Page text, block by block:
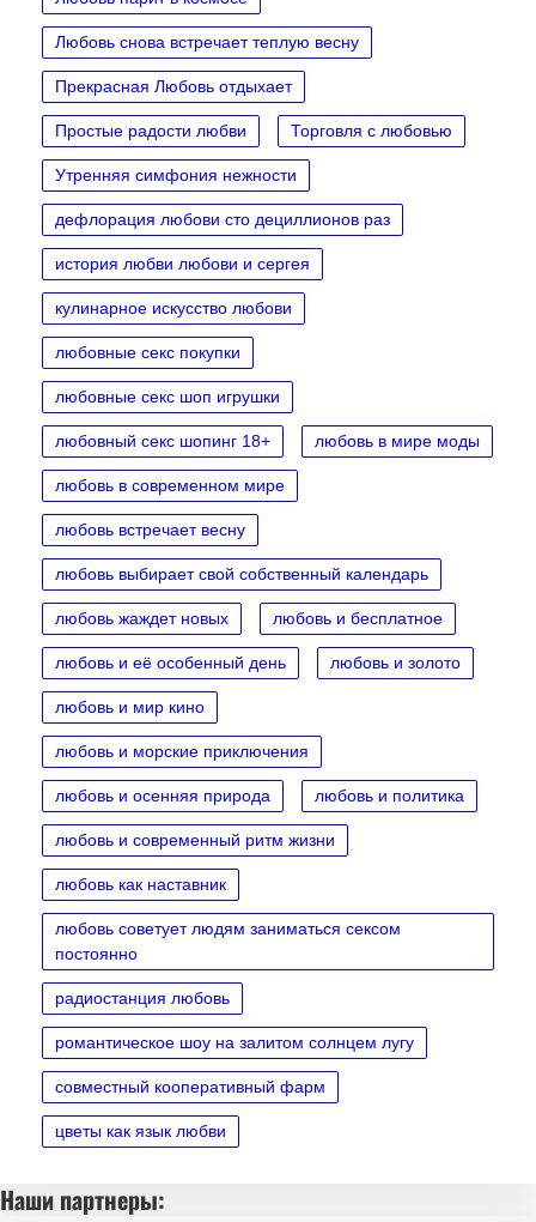
Любовь снова встречает теплую весну
Прекрасная Любовь отдыхает
Простые радости любви Торговля с любовью
Утренняя симфония нежности
дефлорация любови сто дециллионов раз
история любви любови и сергея
кулинарное искусство любови
любовные секс покупки
любовные секс шоп игрушки
любовный секс шопинг 18+ любовь в мире моды
любовь в современном мире
любовь встречает весну
любовь выбирает свой собственный календарь
любовь жаждет новых любовь и бесплатное
любовь и её особенный день любовь и золото
любовь и мир кино
любовь и морские приключения
любовь и осенняя природа любовь и политика
любовь и современный ритм жизни
любовь как наставник
любовь советует людям заниматься сексом
постоянно
радиостанция любовь
романтическое шоу на залитом солнцем лугу
совместный кооперативный фарм
цветы как язык любви
Наши партнеры: